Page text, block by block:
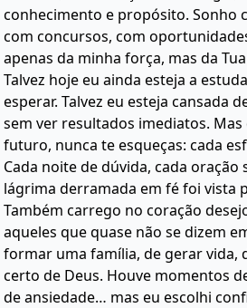
conhecimento e propósito. Sonho
com concursos, com
apenas da minha força, mas da
Talvez hoje eu ainda esteja a
esperar. Talvez eu esteja cansada
sem ver resultados imediatos.
futuro, nunca te esqueças: cada
Cada noite de dúvida, cada oração
lágrima derramada em fé foi vista
Também carrego no coração
aqueles que quase não se dizem
formar uma família, de gerar vida,
certo de Deus. Houve momentos
de ansiedade… mas eu escolhi